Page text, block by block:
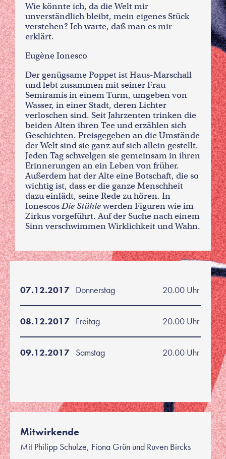
Wie könnte ich, da die Welt mir
unverständlich bleibt, mein eigenes Stück
verstehen? Ich warte, daß man es mir
erklärt.
Eugène Ionesco
Der genügsame Poppet ist Haus-Marschall
und lebt zusammen mit seiner Frau
Semiramis in einem Turm, umgeben von
Wasser, in einer Stadt, deren Lichter
verloschen sind. Seit Jahrzenten trinken die
beiden Alten ihren Tee und erzählen sich
Geschichten. Preisgegeben an die Umstände
der Welt sind sie ganz auf sich allein gestellt.
Jeden Tag schwelgen sie gemeinsam in ihren
Erinnerungen an ein Leben von früher.
Außerdem hat der Alte eine Botschaft, die so
wichtig ist, dass er die ganze Menschheit
dazu einlädt, seine Rede zu hören. In
IonescosDie Stühlewerden Figuren wie im
Zirkus vorgeführt. Auf der Suche nach einem
Sinn verschwimmen Wirklichkeit und Wahn.
07.12.2017 Donnerstag 20.00 Uhr
08.12.2017 Freitag 20.00 Uhr
09.12.2017 Samstag 20.00 Uhr
Mitwirkende
Mit Philipp Schulze, Fiona Grün und Ruven Bircks